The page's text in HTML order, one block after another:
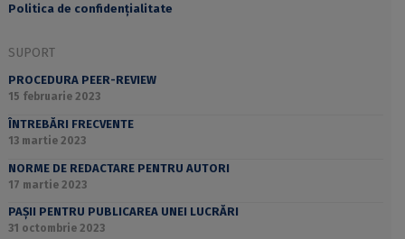
Politica de confidențialitate
SUPORT
PROCEDURA PEER-REVIEW
15 februarie 2023
ÎNTREBĂRI FRECVENTE
13 martie 2023
NORME DE REDACTARE PENTRU AUTORI
17 martie 2023
PAȘII PENTRU PUBLICAREA UNEI LUCRĂRI
31 octombrie 2023